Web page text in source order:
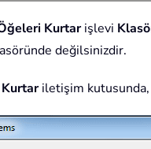
Kurtarişlevi
değilsinizdir.
iletişim kutusunda,